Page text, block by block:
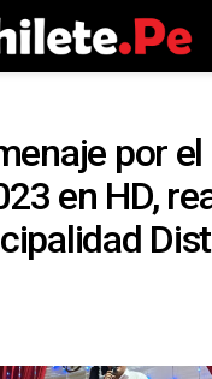
por el
en HD,